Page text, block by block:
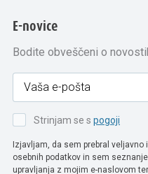
E-novice
Bodite obveščeni o
Strinjam se s pogoji
Izjavljam, da sem prebral veljavno
osebnih podatkov in sem
upravljanja z mojim e-naslovom